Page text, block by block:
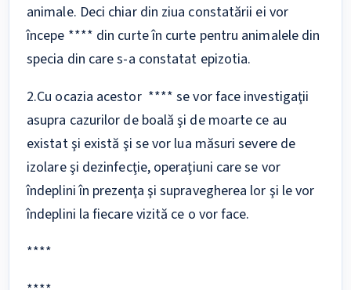
animale. Deci chiar din ziua constatării ei vor
începe **** din curte în curte pentru animalele din
specia din care s-a constatat epizotia.
2.Cu ocazia acestor **** se vor face investigaţii
asupra cazurilor de boală şi de moarte ce au
existat şi există şi se vor lua măsuri severe de
izolare şi dezinfecţie, operaţiuni care se vor
îndeplini în prezenţa şi supravegherea lor şi le vor
îndeplini la fiecare vizită ce o vor face.
****